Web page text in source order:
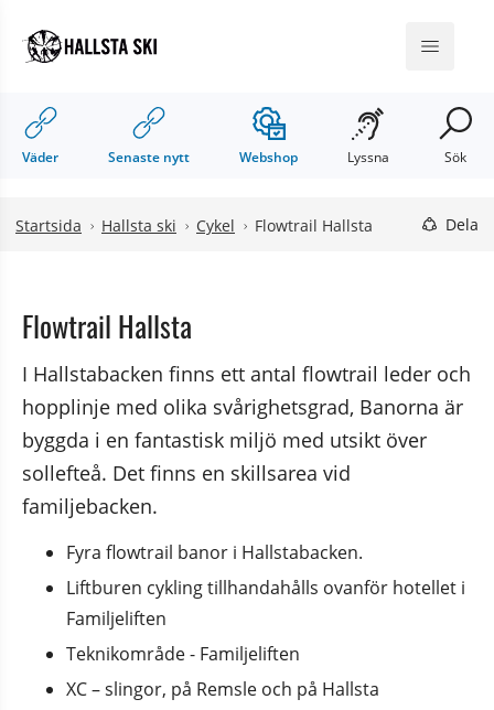
Väder Senaste nytt Webshop Lyssna Sök
Startsida Hallsta ski Cykel Flowtrail Hallsta Dela
Flowtrail Hallsta
I Hallstabacken finns ett antal flowtrail leder och
hopplinje med olika svårighetsgrad, Banorna är
byggda i en fantastisk miljö med utsikt över
sollefteå. Det finns en skillsarea vid
familjebacken.
Fyra flowtrail banor i Hallstabacken.
Liftburen cykling tillhandahålls ovanför hotellet i
Familjeliften
Teknikområde - Familjeliften
XC – slingor, på Remsle och på Hallsta